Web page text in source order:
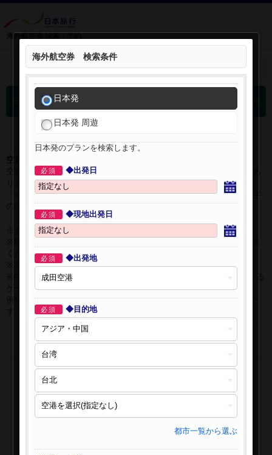
海外航空券 検索・予約
検索条件を開く：
日本発 海外航空券 検索結果
空席状況は常に変更しますので、現在の空席を保証するものではあ
りません。
「○」は過去24時間以内に十分な空席が確認できた商品です。 数字
の場合は、現時点で座席数が少ない商品です。
※表示金額はオンライン予約時の金額です。
ください。
※表示時間はすべて現地時間・24時間表示です。
※午前0時以降に出発する深夜便について、搭乗日をお間違えになる
ケースが多く発生しています。
例)4月8日00：30出発の場合、搭乗手続きは4月7日22:30が目安で
海外航空券 検索条件
日本発
日本発 周遊
日本発のプランを検索します。
必須 ◆出発日
必須 ◆現地出発日
必須 ◆出発地
必須 ◆目的地
都市一覧から選ぶ